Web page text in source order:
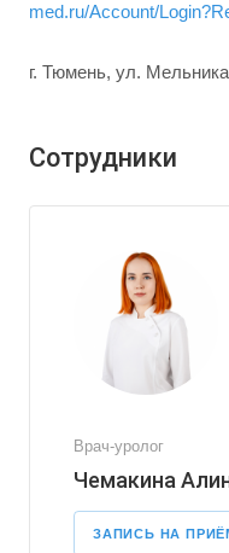
med.ru/Account/
г. Тюмень, ул.
Сотрудники
Врач-уролог
Чемакина
ЗАПИСЬ НА